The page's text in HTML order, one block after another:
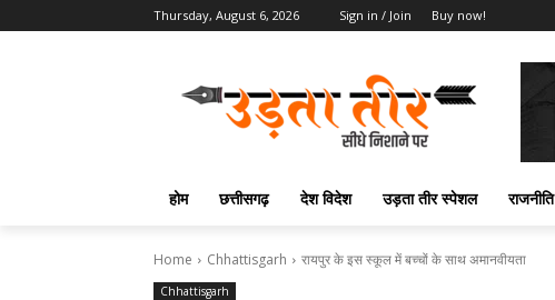
Thursday, August 6, 2026 Sign in / Join Buy now!
होम छत्तीसगढ़ देश विदेश उड़ता तीर स्पेशल राजनीति
Home Chhattisgarh रायपुर के इस स्कूल में बच्चों के साथ अमानवीयता
Chhattisgarh